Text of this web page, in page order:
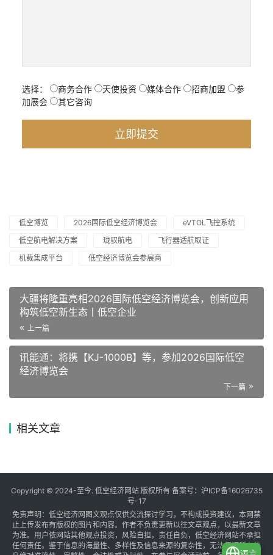
选择： 商务合作 天使投资 媒体合作 招商加盟
参
加展会
其它咨询
低空博览 2026国际低空经济博览会
eVTOL飞控系统
低空航电解决方案
珑驭航电
飞行器适航取证
机载集成平台
低空经济博览会参展商
大疆将隆重亮相2026国际低空经济博览会，创新应用
构筑低空新生态丨低空企业
上一篇
讯能通：将携【KJ-1000B】等，参加2026国际低空
经济博览会
下一篇
相关文章
Copyright © 2024-至今. 低空经济网站 版权所有 备案号： 沪ICP备16026735
号-17
免责声明：低空经济网图文观点仅供交流探讨学习，不构成投资建议，本网禁
止上传发布有版权的图片和内容。作者不负责更新以往文章观点，以最新文章
为准。用户依网站其他观点投资，风险自担，责任自负，低空经济网站不承担
任何责任。鉴于信息的海量性、多样性及信息来源的复杂性，无法保证所有信